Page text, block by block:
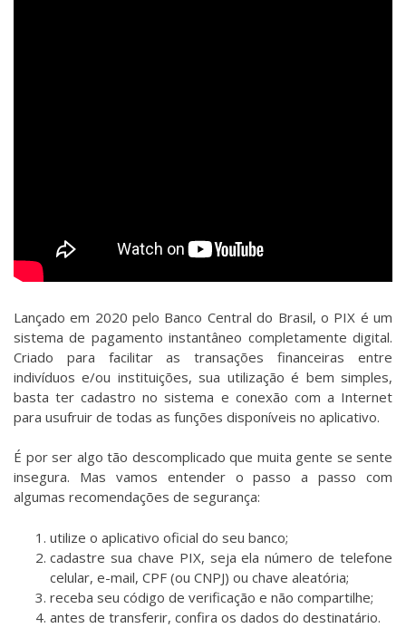
Lançado em 2020 pelo Banco Central do Brasil, o PIX é um
sistema de pagamento instantâneo completamente digital.
Criado para facilitar as transações financeiras entre
indivíduos e/ou instituições, sua utilização é bem simples,
basta ter cadastro no sistema e conexão com a Internet
para usufruir de todas as funções disponíveis no aplicativo.
É por ser algo tão descomplicado que muita gente se sente
insegura. Mas vamos entender o passo a passo com
algumas recomendações de segurança:
utilize o aplicativo oficial do seu banco;
cadastre sua chave PIX, seja ela número de telefone
celular, e-mail, CPF (ou CNPJ) ou chave aleatória;
receba seu código de verificação e não compartilhe;
antes de transferir, confira os dados do destinatário.